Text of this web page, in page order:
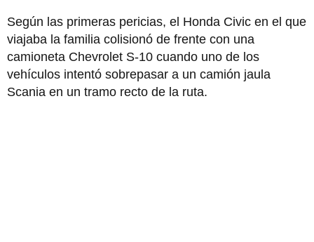
Según las primeras pericias, el Honda Civic en el que
viajaba la familia colisionó de frente con una
camioneta Chevrolet S-10 cuando uno de los
vehículos intentó sobrepasar a un camión jaula
Scania en un tramo recto de la ruta.